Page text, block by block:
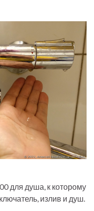
для душа, к которому
излив и душ.